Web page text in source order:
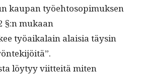
kau­pan työe­htosopimuk­sen
§:n mukaan
työaikalain alaisia täysin
löy­tyy viit­teitä miten